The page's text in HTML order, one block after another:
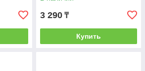
3 290 ₸
Купить